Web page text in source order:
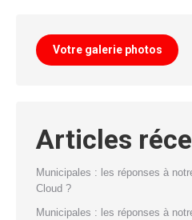
Votre galerie photos
Articles
Municipales : les réponses à
Cloud ?
Municipales : les réponses à